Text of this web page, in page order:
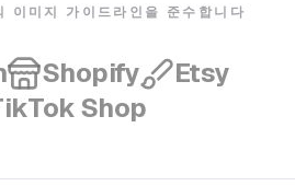
이미지 가이드라인을 준수합니다
Shopify
Etsy
Shop